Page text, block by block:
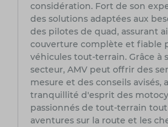
considération. Fort de son
des solutions adaptées aux
des pilotes de quad, assurant
couverture complète et fiable
véhicules tout-terrain. Grâce à
secteur, AMV peut offrir des
mesure et des conseils avisés,
tranquillité d'esprit des
passionnés de tout-terrain
aventures sur la route et les